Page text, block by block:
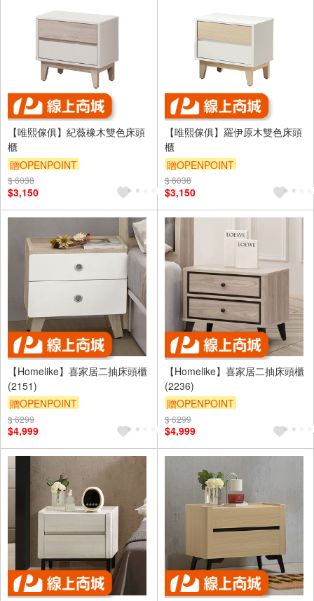
【唯熙傢俱】紀薇橡木雙色床頭
櫃
贈OPENPOINT
$ 6038
$3,150
【唯熙傢俱】羅伊原木雙色床頭
櫃
贈OPENPOINT
$ 6038
$3,150
【Homelike】喜家居二抽床頭櫃
(2151)
贈OPENPOINT
滿5000享92折
$ 6299
$4,999
【Homelike】喜家居二抽床頭櫃
(2236)
贈OPENPOINT
滿5000享92折
$ 6299
$4,999